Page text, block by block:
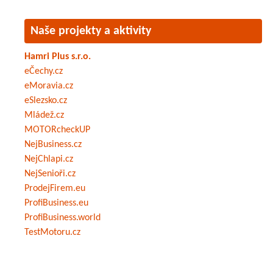
Naše projekty a aktivity
Hamri Plus s.r.o.
eČechy.cz
eMoravia.cz
eSlezsko.cz
Mládež.cz
MOTORcheckUP
NejBusiness.cz
NejChlapi.cz
NejSenioři.cz
ProdejFirem.eu
ProfiBusiness.eu
ProfiBusiness.world
TestMotoru.cz